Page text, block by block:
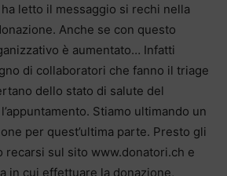
letto il messaggio si rechi nella
Anche se con questo
è aumentato… Infatti
di collaboratori che fanno il triage
dello stato di salute del
Stiamo ultimando un
per quest’ultima parte. Presto gli
recarsi sul sito www.donatori.ch e
in cui effettuare la donazione,